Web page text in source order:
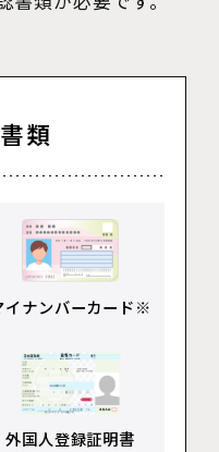
類
イナンバーカード※
外国人登録証明書